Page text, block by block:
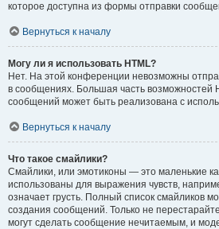
которое доступна из формы отправки
Вернуться к началу
Могу ли я использовать HTML?
Нет. На этой конференции невозможны
в сообщениях. Большая часть
сообщений может быть реализована с
Вернуться к началу
Что такое смайлики?
Смайлики, или эмотиконы — это маленькие
использованы для выражения чувств,
означает грусть. Полный список смайликов
создания сообщений. Только не
могут сделать сообщение нечитаемым, и